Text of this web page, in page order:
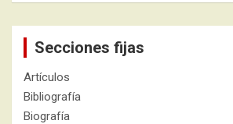
Secciones fijas
Artículos
Bibliografía
Biografía